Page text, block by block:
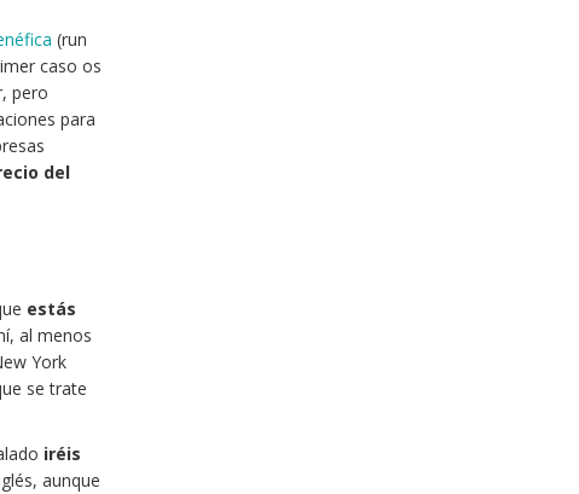
(run
caso os
pero
para
del
estás
al menos
York
se trate
iréis
aunque